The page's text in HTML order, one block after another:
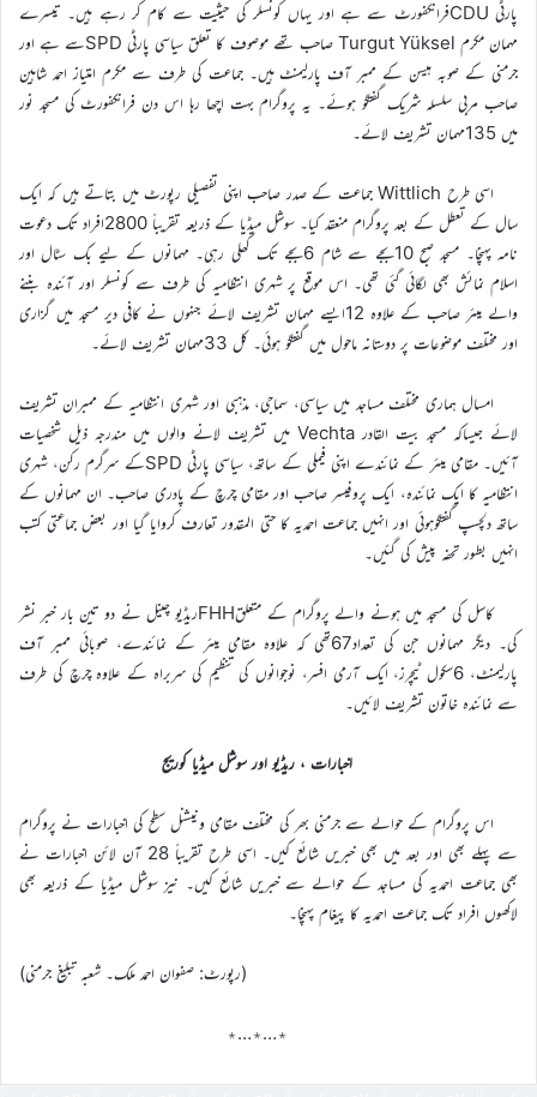
پارٹی CDUفرانکفورٹ سے ہے اور یہاں کونسلر کی حیثیت سے کام کر رہے ہیں۔ تیسرے
مہمان مکرم Turgut Yüksel صاحب تھے موصوف کا تعلق سیاسی پارٹی SPDسے ہے اور
جرمنی کے صوبہ ہیسن کے ممبر آف پارلیمنٹ ہیں۔ جماعت کی طرف سے مکرم امتیاز احمد شاہین
صاحب مربی سلسلہ شریک گفتگو ہوئے۔ یہ پروگرام بہت اچھا رہا اس دن فرانکفورٹ کی مسجد نور
میں 135مہمان تشریف لائے۔
اسی طرح Wittlich جماعت کے صدر صاحب اپنی تفصیلی رپورٹ میں بتاتے ہیں کہ ایک
سال کے تعطل کے بعد پروگرام منعقد کیا۔ سوشل میڈیا کے ذریعہ تقریباً 2800افراد تک دعوت
نامہ پہنچا۔ مسجد صبح 10بجے سے شام 6بجے تک کھلی رہی۔ مہمانوں کے لیے بک سٹال اور
اسلام نمائش بھی لگائی گئی تھی۔ اس موقع پر شہری انتظامیہ کی طرف سے کونسلر اور آئندہ بننے
والے میئر صاحب کے علاوہ 12ایسے مہمان تشریف لائے جنہوں نے کافی دیر مسجد میں گزاری
اور مختلف موضوعات پر دوستانہ ماحول میں گفتگو ہوئی۔ کل 33مہمان تشریف لائے۔
امسال ہماری مختلف مساجد میں سیاسی، سماجی، مذہبی اور شہری انتظامیہ کے ممبران تشریف
لائے جیساکہ مسجد بیت القادر Vechta میں تشریف لانے والوں میں مندرجہ ذیل شخصیات
آئیں۔ مقامی میئر کے نمائندے اپنی فیملی کے ساتھ، سیاسی پارٹی SPDکے سرگرم رکن، شہری
انتظامیہ کا ایک نمائندہ، ایک پروفیسر صاحب اور مقامی چرچ کے پادری صاحب۔ ان مہمانوں کے
ساتھ دلچسپ گفتگوہوئی اور انہیں جماعت احمدیہ کا حتی المقدور تعارف کروایا گیا اور بعض جماعتی کتب
انہیں بطور تحفہ پیش کی گئیں۔
کاسل کی مسجد میں ہونے والے پروگرام کے متعلقFHHریڈیو چینل نے دو تین بار خبر نشر
کی۔ دیگر مہمانوں جن کی تعداد67تھی کہ علاوہ مقامی میئر کے نمائندے، صوبائی ممبر آف
پارلیمنٹ، 6سکول ٹیچرز، ایک آرمی افسر، نوجوانوں کی تنظیم کی سربراہ کے علاوہ چرچ کی طرف
سے نمائندہ خاتون تشریف لائیں۔
اخبارات ، ریڈیو اور سوشل میڈیا کوریج
اس پروگرام کے حوالے سے جرمنی بھر کی مختلف مقامی ونیشنل سطح کی اخبارات نے پروگرام
سے پہلے بھی اور بعد میں بھی خبریں شائع کیں۔ اسی طرح تقریباً 28 آن لائن اخبارات نے
بھی جماعت احمدیہ کی مساجد کے حوالے سے خبریں شائع کیں۔ نیز سوشل میڈیا کے ذریعہ بھی
لاکھوں افراد تک جماعت احمدیہ کا پیغام پہنچا۔
(رپورٹ: صفوان احمد ملک۔ شعبہ تبلیغ جرمنی)
٭…٭…٭